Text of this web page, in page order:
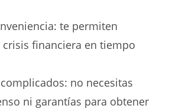
te permiten
crisis financiera en tiempo
no necesitas
ni garantías para obtener